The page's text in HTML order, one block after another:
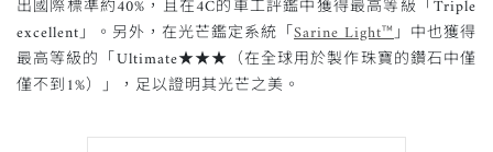
出國際標準約40%，且在4C的車工評鑑中獲得最高等級「Triple
excellent」。另外，在光芒鑑定系統「Sarine Light™」中也獲得
最高等級的「Ultimate★★★（在全球用於製作珠寶的鑽石中僅
僅不到1%）」，足以證明其光芒之美。